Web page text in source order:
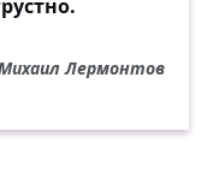
Лермонтов